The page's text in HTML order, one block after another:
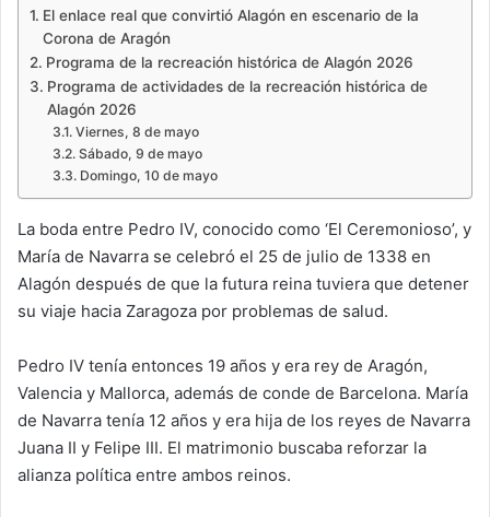
El enlace real que convirtió Alagón en escenario de la
Corona de Aragón
Programa de la recreación histórica de Alagón 2026
Programa de actividades de la recreación histórica de
Alagón 2026
Viernes, 8 de mayo
Sábado, 9 de mayo
Domingo, 10 de mayo
La boda entre Pedro IV, conocido como ‘El Ceremonioso’, y
María de Navarra se celebró el 25 de julio de 1338 en
Alagón después de que la futura reina tuviera que detener
su viaje hacia Zaragoza por problemas de salud.
Pedro IV tenía entonces 19 años y era rey de Aragón,
Valencia y Mallorca, además de conde de Barcelona. María
de Navarra tenía 12 años y era hija de los reyes de Navarra
Juana II y Felipe III. El matrimonio buscaba reforzar la
alianza política entre ambos reinos.